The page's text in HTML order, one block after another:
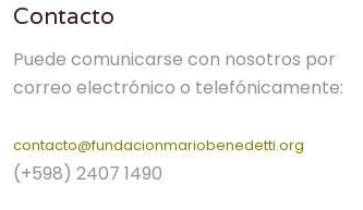
Contacto
Puede comunicarse con nosotros por
correo electrónico o telefónicamente:
contacto@fundacionmariobenedetti.org
(+598) 2407 1490